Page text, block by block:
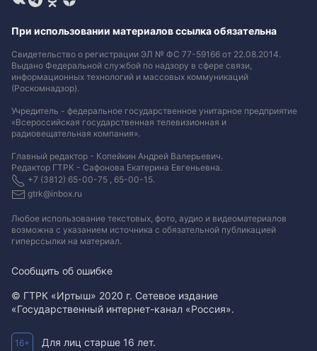
При использовании материалов ссылка обязательна
Свидетельство о регистрации ЭЛ № ФС 77-59166 от 22.08.2014.
Выдано Федеральной службой по надзору в сфере связи,
информационных технологий и массовых коммуникаций
(Роскомнадзор).
Учредитель - федеральное государственное унитарное предприятие
«Всероссийская государственная телевизионная и
радиовещательная компания».
Главный редактор - Копейкин Андрей Валерьевич.
Редактор ГТРК - Сафонова Екатерина Евгеньевна.
+7 (3812) 65-00-75 , 65-00-15.
gtrk@inbox.ru
Любое использование текстовых, фото, аудио и видеоматериалов
возможна с указанием источника с обязательной публикацией
гиперссылки на материал.
Сообщить об ошибке
© ГТРК «Иртыш» 2020 г. Сетевое издание
«Государственный интернет-канал «Россия».
16+ Для лиц старше 16 лет.